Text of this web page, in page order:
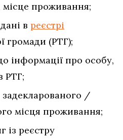
місце проживання;
в реєстрі
громади (РТГ);
інформації про особу,
РТГ;
задекларованого /
місця проживання;
із реєстру